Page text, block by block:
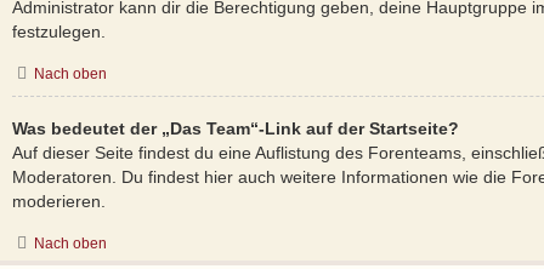
Administrator kann dir die Berechtigung geben, deine Hauptgruppe
festzulegen.
Nach oben
Was bedeutet der „Das Team“-Link auf der Startseite?
Auf dieser Seite findest du eine Auflistung des Forenteams,
Moderatoren. Du findest hier auch weitere Informationen wie die
moderieren.
Nach oben